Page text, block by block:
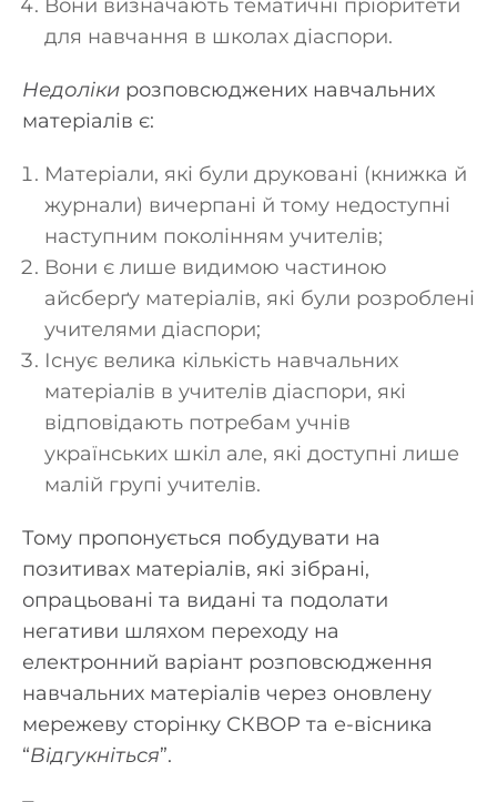
Вони визначають тематичні пріоритети
для навчання в школах діаспори.
Недоліки розповсюджених навчальних
матеріалів є:
Матеріали, які були друковані (книжка й
журнали) вичерпані й тому недоступні
наступним поколінням учителів;
Вони є лише видимою частиною
айсберґу матеріалів, які були розроблені
учителями діаспори;
Існує велика кількість навчальних
матеріалів в учителів діаспори, які
відповідають потребам учнів
українських шкіл але, які доступні лише
малій групі учителів.
Тому пропонується побудувати на
позитивах матеріалів, які зібрані,
опрацьовані та видані та подолати
негативи шляхом переходу на
електронний варіант розповсюдження
навчальних матеріалів через оновлену
мережеву сторінку СКВОР та е-вісника
“Відгукніться”.